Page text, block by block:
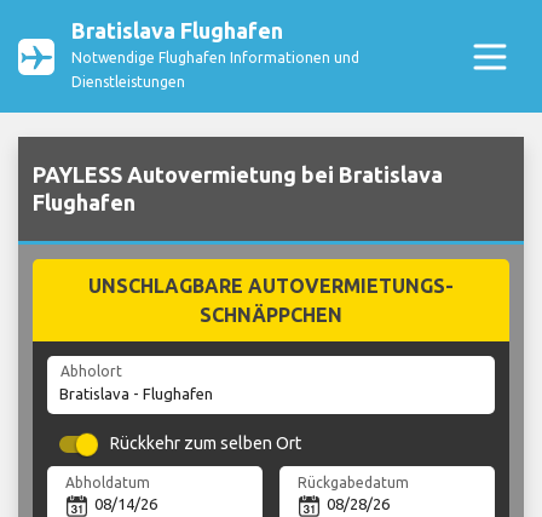
Bratislava Flughafen
Notwendige Flughafen Informationen und
Dienstleistungen
PAYLESS Autovermietung bei Bratislava
Flughafen
UNSCHLAGBARE AUTOVERMIETUNGS-
SCHNÄPPCHEN
Abholort
Rückkehr zum selben Ort
Abholdatum Rückgabedatum